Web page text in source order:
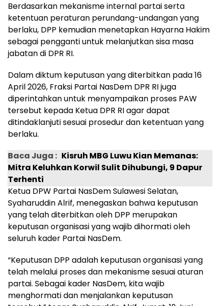
Berdasarkan mekanisme internal partai serta
ketentuan peraturan perundang-undangan yang
berlaku, DPP kemudian menetapkan Hayarna Hakim
sebagai pengganti untuk melanjutkan sisa masa
jabatan di DPR RI.
Dalam diktum keputusan yang diterbitkan pada 16
April 2026, Fraksi Partai NasDem DPR RI juga
diperintahkan untuk menyampaikan proses PAW
tersebut kepada Ketua DPR RI agar dapat
ditindaklanjuti sesuai prosedur dan ketentuan yang
berlaku.
Baca Juga : Kisruh MBG Luwu Kian Memanas:
Mitra Keluhkan Korwil Sulit Dihubungi, 9 Dapur
Terhenti
Ketua DPW Partai NasDem Sulawesi Selatan,
Syaharuddin Alrif, menegaskan bahwa keputusan
yang telah diterbitkan oleh DPP merupakan
keputusan organisasi yang wajib dihormati oleh
seluruh kader Partai NasDem.
“Keputusan DPP adalah keputusan organisasi yang
telah melalui proses dan mekanisme sesuai aturan
partai. Sebagai kader NasDem, kita wajib
menghormati dan menjalankan keputusan